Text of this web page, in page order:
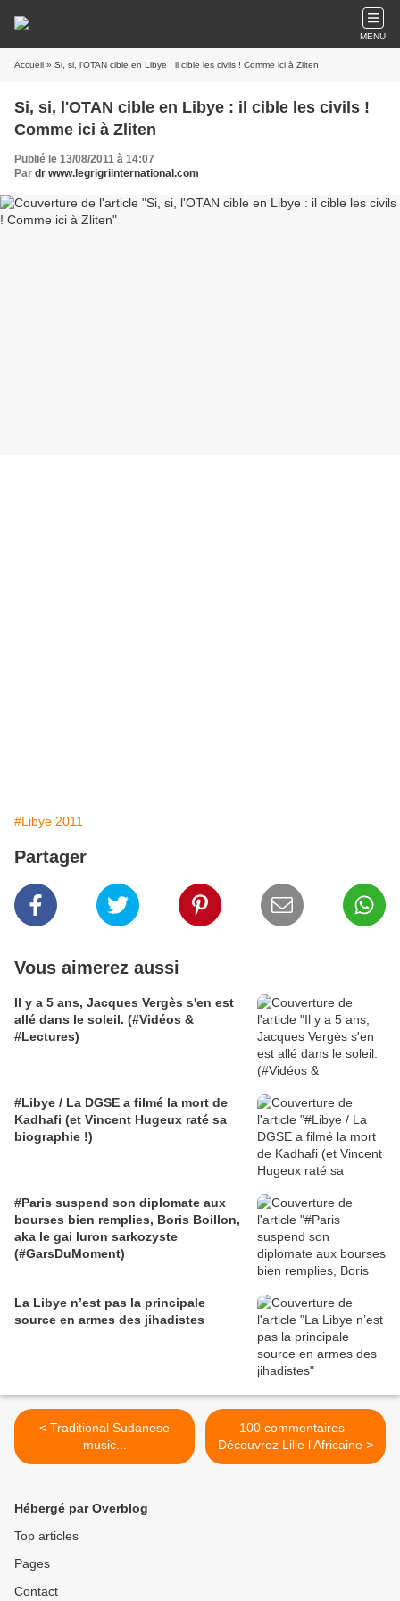
MENU
Accueil » Si, si, l'OTAN cible en Libye : il cible les civils ! Comme ici à Zliten
Si, si, l'OTAN cible en Libye : il cible les civils !
Comme ici à Zliten
Publié le 13/08/2011 à 14:07
Par dr www.legrigriinternational.com
#Libye 2011
Partager
Vous aimerez aussi
Il y a 5 ans, Jacques Vergès s'en est
allé dans le soleil. (#Vidéos &
#Lectures)
#Libye / La DGSE a filmé la mort de
Kadhafi (et Vincent Hugeux raté sa
biographie !)
#Paris suspend son diplomate aux
bourses bien remplies, Boris Boillon,
aka le gai luron sarkozyste
(#GarsDuMoment)
La Libye n’est pas la principale
source en armes des jihadistes
< Traditional Sudanese
music...
100 commentaires -
Découvrez Lille l'Africaine >
Hébergé par Overblog
Top articles
Pages
Contact